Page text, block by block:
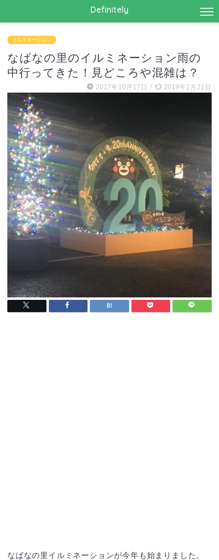
Definitely
イルミネーション
なばなの里のイルミネーション雨の
中行ってきた！見どころや混雑は？
2017年10月17日 / 2019年2月21日
なばなの里イルミネーションが今年も始まりました。